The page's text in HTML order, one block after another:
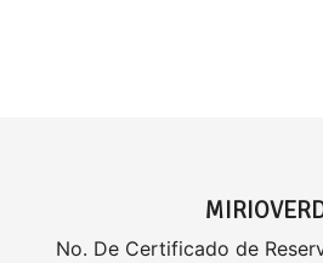
No. De Certificado de